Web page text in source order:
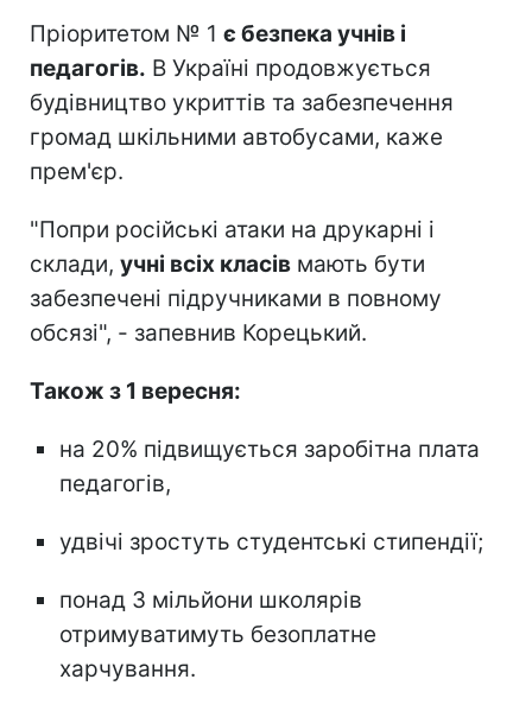
Пріоритетом № 1 є безпека учнів і
педагогів. В Україні продовжується
будівництво укриттів та забезпечення
громад шкільними автобусами, каже
прем'єр.
"Попри російські атаки на друкарні і
склади, учні всіх класів мають бути
забезпечені підручниками в повному
обсязі", - запевнив Корецький.
Також з 1 вересня:
на 20% підвищується заробітна плата
педагогів,
удвічі зростуть студентські стипендії;
понад 3 мільйони школярів
отримуватимуть безоплатне
харчування.